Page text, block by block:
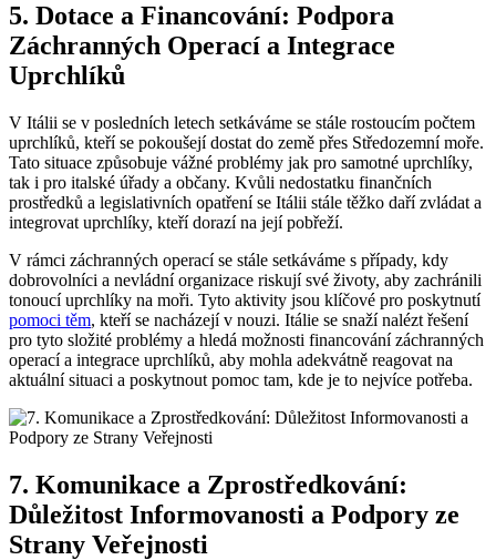
5. Dotace a Financování: Podpora
Záchranných Operací a Integrace
Uprchlíků
V Itálii se v posledních letech setkáváme se stále rostoucím počtem
uprchlíků, kteří se pokoušejí dostat do země přes Středozemní moře.
Tato situace způsobuje vážné problémy jak pro samotné uprchlíky,
tak i pro italské úřady a občany. Kvůli nedostatku finančních
prostředků a legislativních opatření se Itálii stále těžko daří zvládat a
integrovat uprchlíky, kteří dorazí na její pobřeží.
V rámci záchranných operací se stále setkáváme s případy, kdy
dobrovolníci a nevládní organizace riskují své životy, aby zachránili
tonoucí uprchlíky na moři. Tyto aktivity jsou klíčové pro poskytnutí
pomoci těm, kteří se nacházejí v nouzi. Itálie se snaží nalézt řešení
pro tyto složité problémy a hledá možnosti financování záchranných
operací a integrace uprchlíků, aby mohla adekvátně reagovat na
aktuální situaci a poskytnout pomoc tam, kde je to nejvíce potřeba.
7. Komunikace a Zprostředkování:
Důležitost Informovanosti a Podpory ze
Strany Veřejnosti